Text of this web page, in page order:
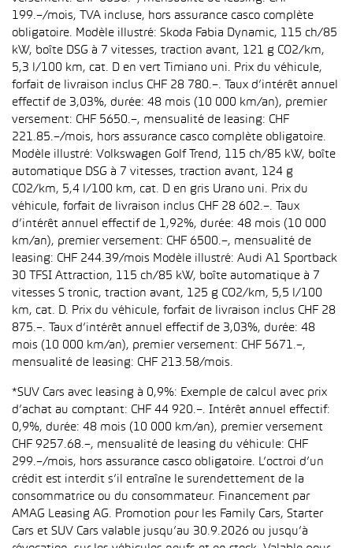
199.–/mois, TVA incluse, hors assurance casco complète
obligatoire. Modèle illustré: Skoda Fabia Dynamic, 115 ch/85
kW, boîte DSG à 7 vitesses, traction avant, 121 g CO2/km,
5,3 l/100 km, cat. D en vert Timiano uni. Prix du véhicule,
forfait de livraison inclus CHF 28 780.–. Taux d’intérêt annuel
effectif de 3,03%, durée: 48 mois (10 000 km/an), premier
versement: CHF 5650.–, mensualité de leasing: CHF
221.85.–/mois, hors assurance casco complète obligatoire.
Modèle illustré: Volkswagen Golf Trend, 115 ch/85 kW, boîte
automatique DSG à 7 vitesses, traction avant, 124 g
CO2/km, 5,4 l/100 km, cat. D en gris Urano uni. Prix du
véhicule, forfait de livraison inclus CHF 28 602.–. Taux
d’intérêt annuel effectif de 1,92%, durée: 48 mois (10 000
km/an), premier versement: CHF 6500.–, mensualité de
leasing: CHF 244.39/mois Modèle illustré: Audi A1 Sportback
30 TFSI Attraction, 115 ch/85 kW, boîte automatique à 7
vitesses S tronic, traction avant, 125 g CO2/km, 5,5 l/100
km, cat. D. Prix du véhicule, forfait de livraison inclus CHF 28
875.–. Taux d’intérêt annuel effectif de 3,03%, durée: 48
mois (10 000 km/an), premier versement: CHF 5671.–,
mensualité de leasing: CHF 213.58/mois.
*SUV Cars avec leasing à 0,9%: Exemple de calcul avec prix
d’achat au comptant: CHF 44 920.–. Intérêt annuel effectif:
0,9%, durée: 48 mois (10 000 km/an), premier versement
CHF 9257.68.–, mensualité de leasing du véhicule: CHF
299.–/mois, hors assurance casco obligatoire. L’octroi d’un
crédit est interdit s’il entraîne le surendettement de la
consommatrice ou du consommateur. Financement par
AMAG Leasing AG. Promotion pour les Family Cars, Starter
Cars et SUV Cars valable jusqu’au 30.9.2026 ou jusqu’à